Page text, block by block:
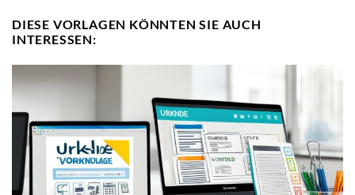
DIESE VORLAGEN KÖNNTEN SIE AUCH
INTERESSEN: